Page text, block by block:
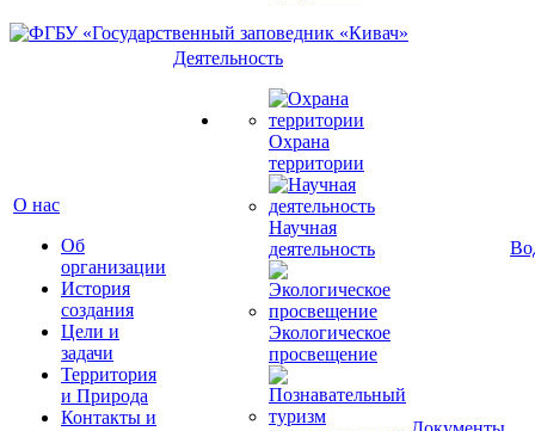
О нас
Об
организации
История
создания
Цели и
задачи
Территория
и Природа
Контакты и
Деятельность
Охрана
территории
Научная
деятельность
Экологическое
просвещение